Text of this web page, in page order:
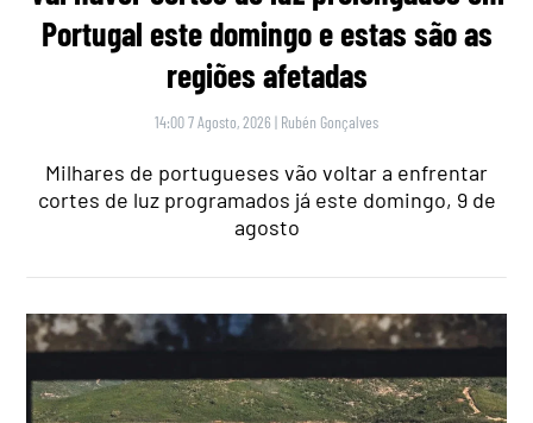
Portugal este domingo e estas são as
regiões afetadas
14:00 7 Agosto, 2026 | Rubén Gonçalves
Milhares de portugueses vão voltar a enfrentar
cortes de luz programados já este domingo, 9 de
agosto